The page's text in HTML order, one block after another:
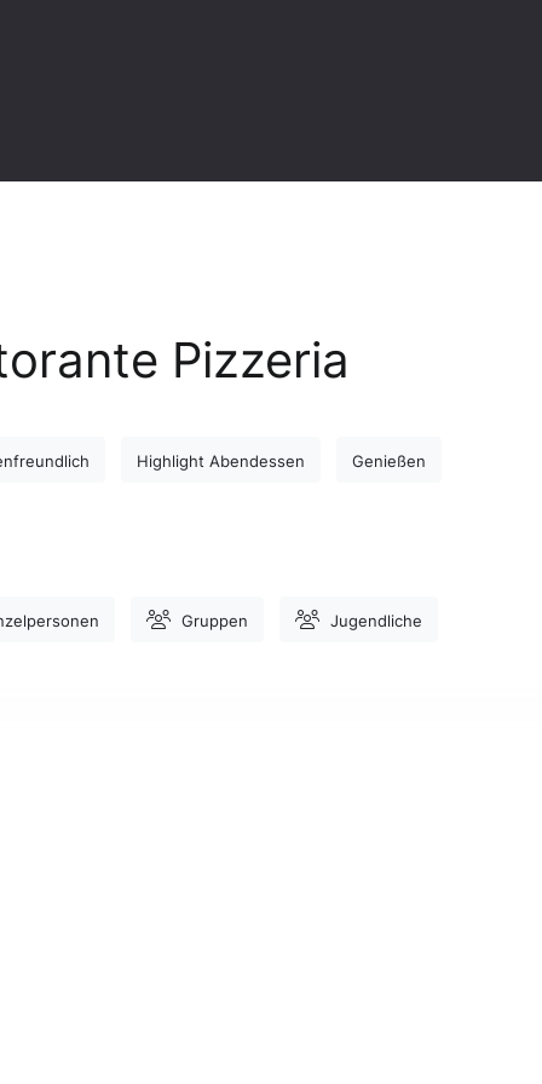
Pizzeria
Highlight Abendessen Genießen
Gruppen Jugendliche